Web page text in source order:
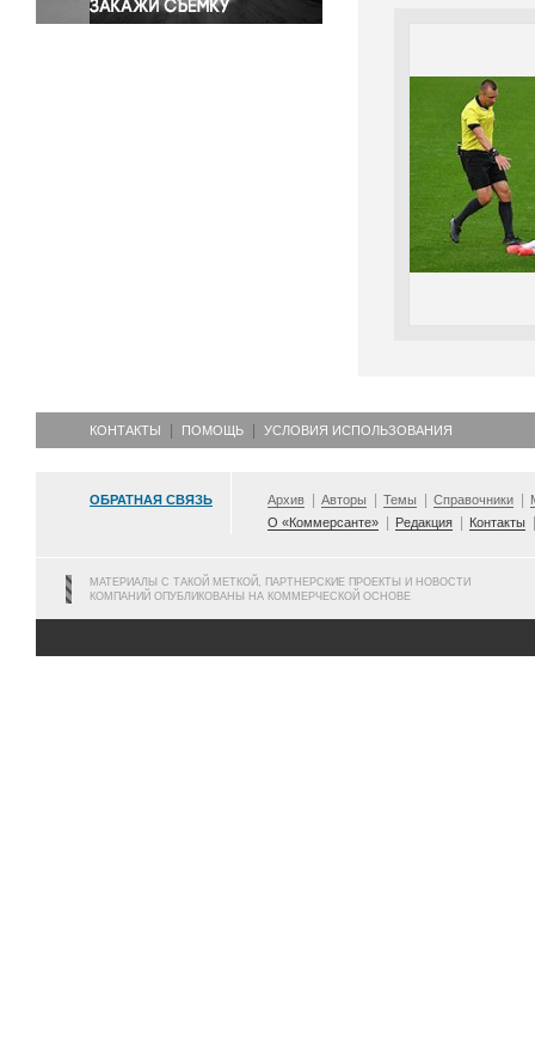
КОНТАКТЫ ПОМОЩЬ УСЛОВИЯ ИСПОЛЬЗОВАНИЯ
ОБРАТНАЯ СВЯЗЬ Архив Авторы Темы Справочники
О «Коммерсанте»
Редакция Контакты
МАТЕРИАЛЫ С ТАКОЙ МЕТКОЙ, ПАРТНЕРСКИЕ ПРОЕКТЫ И НОВОСТИ
КОМПАНИЙ ОПУБЛИКОВАНЫ НА КОММЕРЧЕСКОЙ ОСНОВЕ